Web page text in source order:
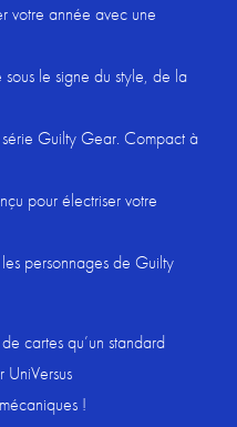
votre année avec une
le signe du style, de la
Guilty Gear. Compact à
pour électriser votre
personnages de Guilty
cartes qu’un standard
!